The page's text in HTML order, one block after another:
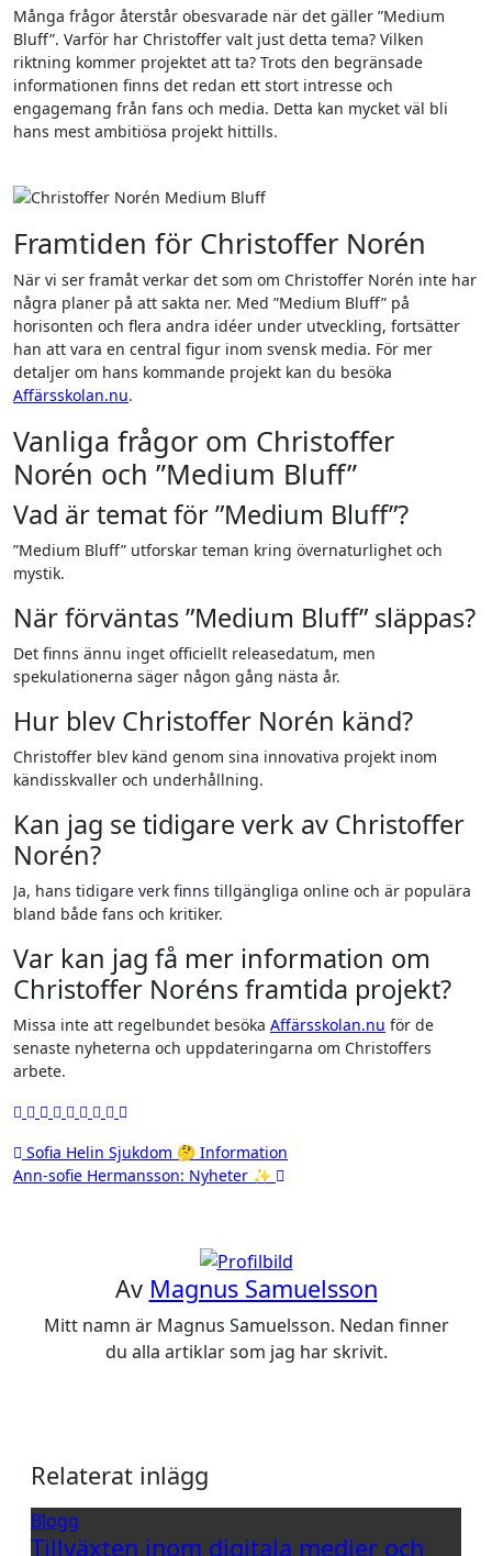
Många frågor återstår obesvarade när det gäller ”Medium
Bluff”. Varför har Christoffer valt just detta tema? Vilken
riktning kommer projektet att ta? Trots den begränsade
informationen finns det redan ett stort intresse och
engagemang från fans och media. Detta kan mycket väl bli
hans mest ambitiösa projekt hittills.
Framtiden för Christoffer Norén
När vi ser framåt verkar det som om Christoffer Norén inte har
några planer på att sakta ner. Med ”Medium Bluff” på
horisonten och flera andra idéer under utveckling, fortsätter
han att vara en central figur inom svensk media. För mer
detaljer om hans kommande projekt kan du besöka
Affärsskolan.nu.
Vanliga frågor om Christoffer
Norén och ”Medium Bluff”
Vad är temat för ”Medium Bluff”?
”Medium Bluff” utforskar teman kring övernaturlighet och
mystik.
När förväntas ”Medium Bluff” släppas?
Det finns ännu inget officiellt releasedatum, men
spekulationerna säger någon gång nästa år.
Hur blev Christoffer Norén känd?
Christoffer blev känd genom sina innovativa projekt inom
kändisskvaller och underhållning.
Kan jag se tidigare verk av Christoffer
Norén?
Ja, hans tidigare verk finns tillgängliga online och är populära
bland både fans och kritiker.
Var kan jag få mer information om
Christoffer Noréns framtida projekt?
Missa inte att regelbundet besöka Affärsskolan.nu för de
senaste nyheterna och uppdateringarna om Christoffers
arbete.
Inläggsnavigering
Sofia Helin Sjukdom 🤔 Information
Ann-sofie Hermansson: Nyheter ✨
Av Magnus Samuelsson
Mitt namn är Magnus Samuelsson. Nedan finner
du alla artiklar som jag har skrivit.
Relaterat inlägg
Blogg
Tillväxten inom digitala medier och